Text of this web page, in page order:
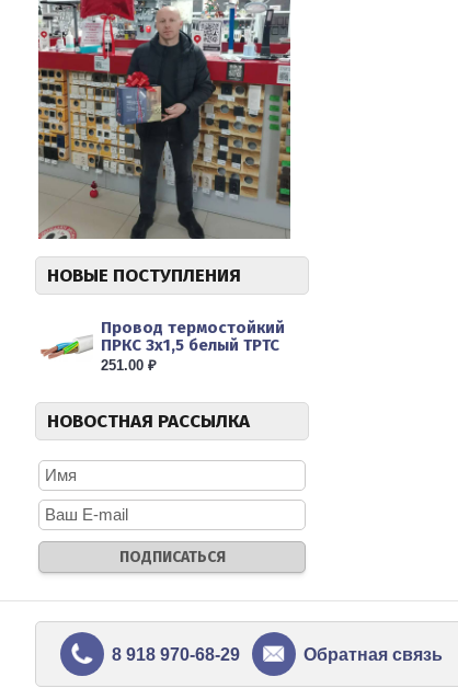
НОВЫЕ ПОСТУПЛЕНИЯ
Провод термостойкий
ПРКС 3х1,5 белый ТРТС
Липа...
251.00 ₽
НОВОСТНАЯ РАССЫЛКА
8 918 970-68-29 Обратная связь